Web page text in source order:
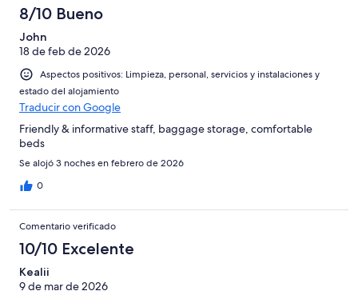
8/10 Bueno
John
18 de feb de 2026
Aspectos positivos: Limpieza, personal, servicios y instalaciones y
estado del alojamiento
Traducir con Google
Friendly & informative staff, baggage storage, comfortable
beds
Se alojó 3 noches en febrero de 2026
0
Comentario verificado
10/10 Excelente
Kealii
9 de mar de 2026